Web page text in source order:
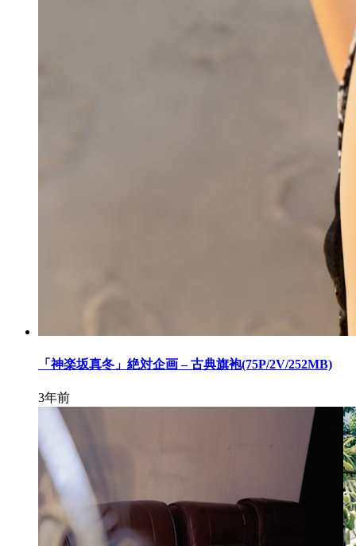
「神楽坂真冬」絶対企画 – 古典旗袍(75P/2V/252MB)
3年前